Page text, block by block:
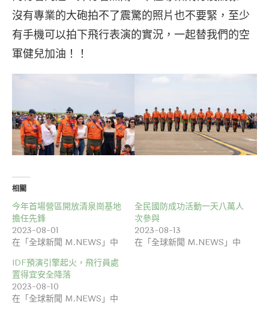
沒有專業的大砲拍不了震驚的照片也不要緊，至少
有手機可以拍下飛行表演的實況，一起替我們的空
軍健兒加油！！
相關
今年首場營區開放清泉崗基地
擔任先鋒
2023-08-01
在「全球新聞 M.NEWS」中
全民國防成功活動一天八萬人
次參與
2023-08-13
在「全球新聞 M.NEWS」中
IDF預演引擎起火，飛行員處
置得宜安全降落
2023-08-10
在「全球新聞 M.NEWS」中